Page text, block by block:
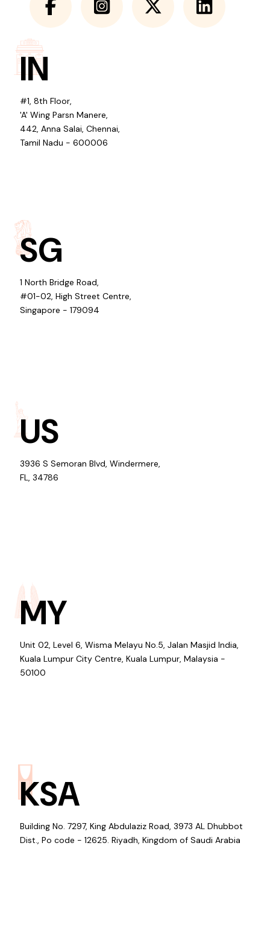
IN
#1, 8th Floor,
'A' Wing Parsn Manere,
442, Anna Salai, Chennai,
Tamil Nadu - 600006
SG
1 North Bridge Road,
#01-02, High Street Centre,
Singapore - 179094
US
3936 S Semoran Blvd, Windermere,
FL, 34786
MY
Unit 02, Level 6, Wisma Melayu No.5, Jalan Masjid India,
Kuala Lumpur City Centre, Kuala Lumpur, Malaysia -
50100
KSA
Building No. 7297, King Abdulaziz Road, 3973 AL Dhubbot
Dist., Po code - 12625. Riyadh, Kingdom of Saudi Arabia